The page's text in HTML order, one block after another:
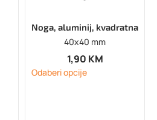
Noga, aluminij, kvadratna
40x40 mm
1,90 KM
Odaberi opcije